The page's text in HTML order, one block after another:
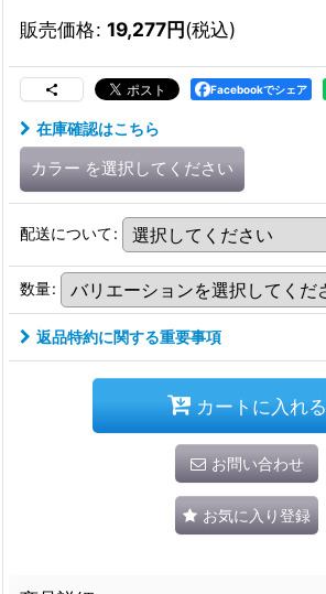
販売価格: 19,277円(税込)
Facebookでシェア
在庫確認はこちら
カラー を選択してください
配送について:
数量:
返品特約に関する重要事項
カートに入れる
お問い合わせ
お気に入り登録